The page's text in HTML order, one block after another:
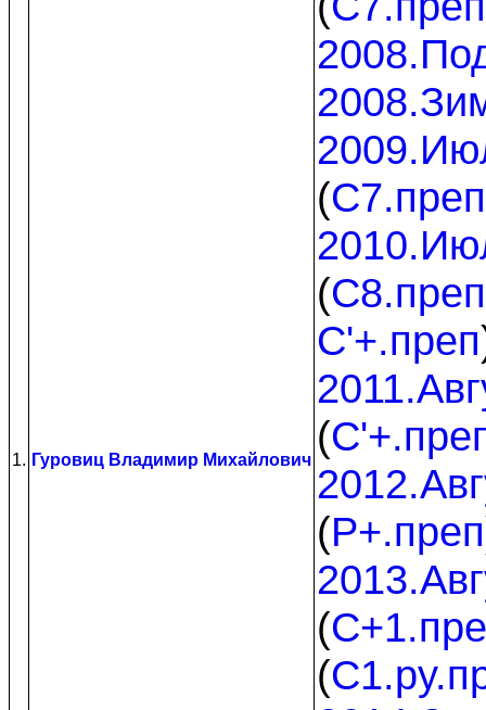
1. Гуровиц Владимир Михайлович
(C7.преп
(C8.преп
C'+.преп
(
(P+.преп
(
(